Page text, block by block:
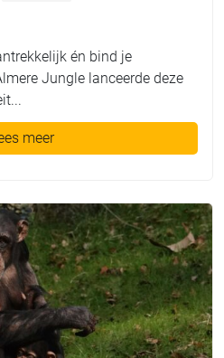
én bind je
Jungle lanceerde deze
meer